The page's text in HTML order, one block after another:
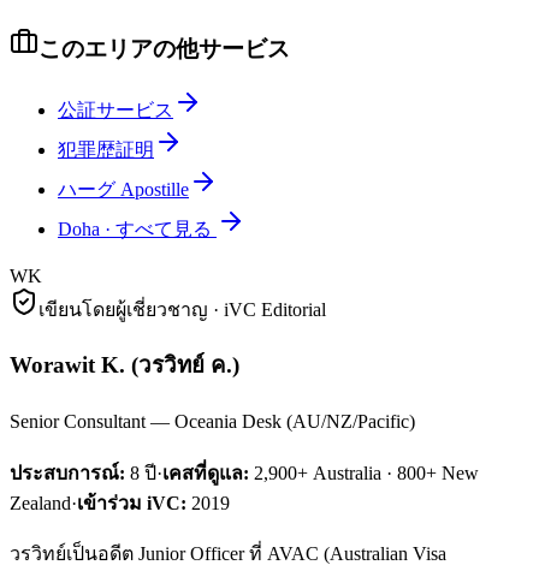
このエリアの他サービス
公証サービス
犯罪歴証明
ハーグ Apostille
Doha · すべて見る
WK
เขียนโดยผู้เชี่ยวชาญ · iVC Editorial
Worawit K. (วรวิทย์ ค.)
Senior Consultant — Oceania Desk (AU/NZ/Pacific)
ประสบการณ์: 8 ปี·เคสที่ดูแล: 2,900+ Australia · 800+ New
Zealand·เข้าร่วม iVC: 2019
วรวิทย์เป็นอดีต Junior Officer ที่ AVAC (Australian Visa